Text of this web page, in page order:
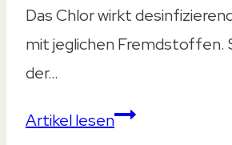
Das Chlor wirkt
mit jeglichen Fremdstoffen.
der…
Artikel lesenChlor